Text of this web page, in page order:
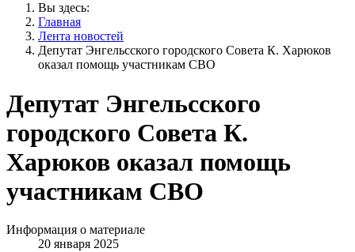
Вы здесь:
Главная
Лента новостей
Депутат Энгельсского городского Совета К. Харюков
оказал помощь участникам СВО
Депутат Энгельсского
городского Совета К.
Харюков оказал помощь
участникам СВО
Информация о материале
20 января 2025